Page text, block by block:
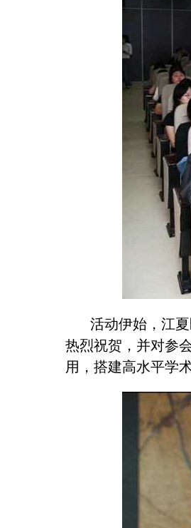
活动伊始，江夏
热烈祝贺，并对参
用，搭建高水平学